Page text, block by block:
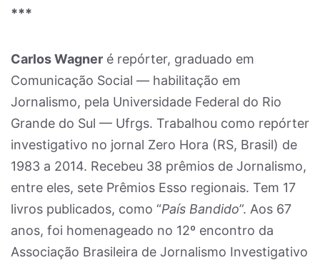
***
Carlos Wagner é repórter, graduado em
Comunicação Social — habilitação em
Jornalismo, pela Universidade Federal do Rio
Grande do Sul — Ufrgs. Trabalhou como repórter
investigativo no jornal Zero Hora (RS, Brasil) de
1983 a 2014. Recebeu 38 prêmios de Jornalismo,
entre eles, sete Prêmios Esso regionais. Tem 17
livros publicados, como “País Bandido”. Aos 67
anos, foi homenageado no 12º encontro da
Associação Brasileira de Jornalismo Investigativo